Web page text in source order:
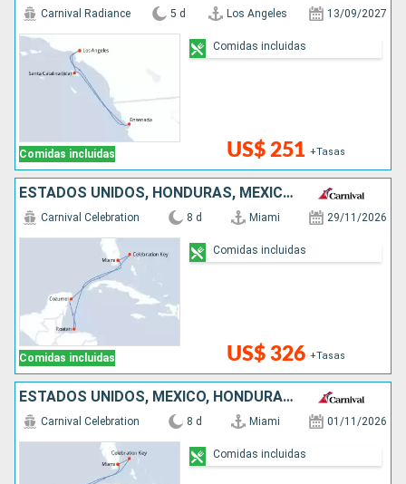
Comidas incluidas
Carnival Radiance 5 d Los Angeles 13/09/2027
US$ 251 +Tasas
Comidas incluidas
ESTADOS UNIDOS, HONDURAS, MÉXICO, BAHAMAS
Comidas incluidas
Carnival Celebration 8 d Miami 29/11/2026
US$ 326 +Tasas
Comidas incluidas
ESTADOS UNIDOS, MÉXICO, HONDURAS, BAHAMAS
Carnival Celebration 8 d Miami 01/11/2026
Comidas incluidas